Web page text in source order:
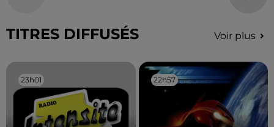
TITRES DIFFUSÉS Voir plus
23h01
23h01 22h57
22h57